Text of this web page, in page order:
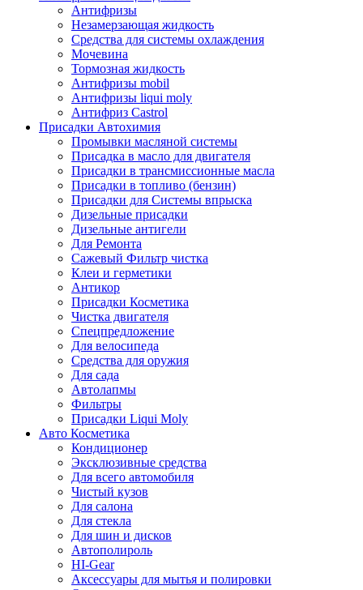
Антифризы
Незамерзающая жидкость
Средства для системы охлаждения
Мочевина
Тормозная жидкость
Антифризы mobil
Антифризы liqui moly
Антифриз Castrol
Присадки Автохимия
Промывки масляной системы
Присадка в масло для двигателя
Присадки в трансмиссионные масла
Присадки в топливо (бензин)
Присадки для Системы впрыска
Дизельные присадки
Дизельные антигели
Для Ремонта
Сажевый Фильтр чистка
Клеи и герметики
Антикор
Присадки Косметика
Чистка двигателя
Спецпредложение
Для велосипеда
Средства для оружия
Для сада
Автолапмы
Фильтры
Присадки Liqui Moly
Авто Косметика
Кондиционер
Эксклюзивные средства
Для всего автомобиля
Чистый кузов
Для салона
Для стекла
Для шин и дисков
Автополироль
HI-Gear
Аксессуары для мытья и полировки